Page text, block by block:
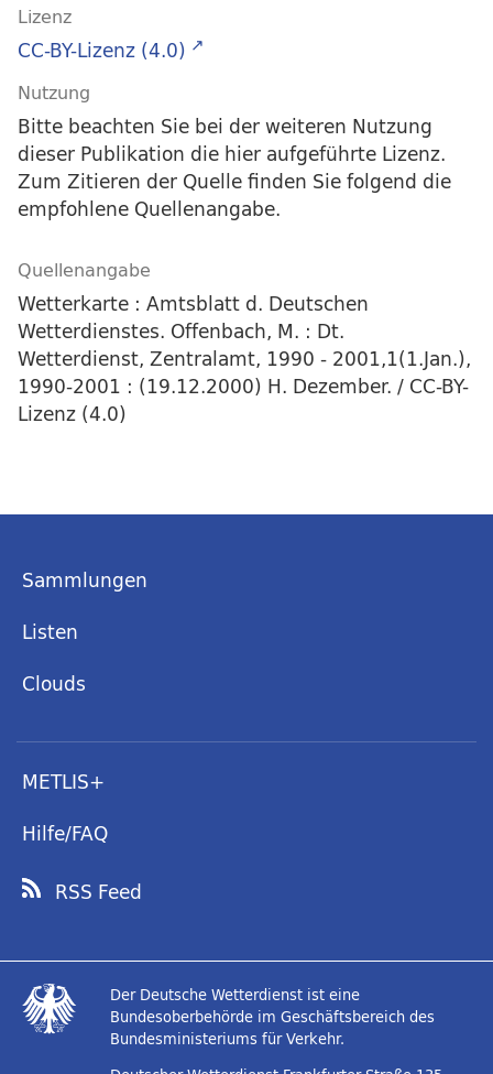
Lizenz
CC-BY-Lizenz (4.0)
Nutzung
Bitte beachten Sie bei der weiteren Nutzung
dieser Publikation die hier aufgeführte Lizenz.
Zum Zitieren der Quelle finden Sie folgend die
empfohlene Quellenangabe.
Quellenangabe
Wetterkarte : Amtsblatt d. Deutschen
Wetterdienstes. Offenbach, M. : Dt.
Wetterdienst, Zentralamt, 1990 - 2001,1(1.Jan.),
1990-2001 : (19.12.2000) H. Dezember. / CC-BY-
Lizenz (4.0)
Sammlungen
Listen
Clouds
METLIS+
Hilfe/FAQ
RSS Feed
Der Deutsche Wetterdienst ist eine
Bundesoberbehörde im Geschäftsbereich des
Bundesministeriums für Verkehr.